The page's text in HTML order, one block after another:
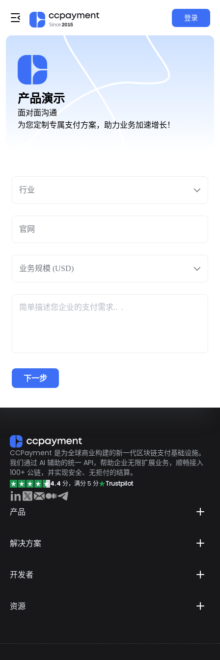
登录
产品演示
面对面沟通
为您定制专属支付方案，助力业务加速增长！
行业
业务规模 (USD)
下一步
CCPayment 是为全球商业构建的新一代区块链支付基础设施。
我们通过 AI 辅助的统一 API，帮助企业无限扩展业务，顺畅接入
100+ 公链，并实现安全、无拒付的结算。
4.4 分，满分 5 分 Trustpilot
产品
解决方案
开发者
资源